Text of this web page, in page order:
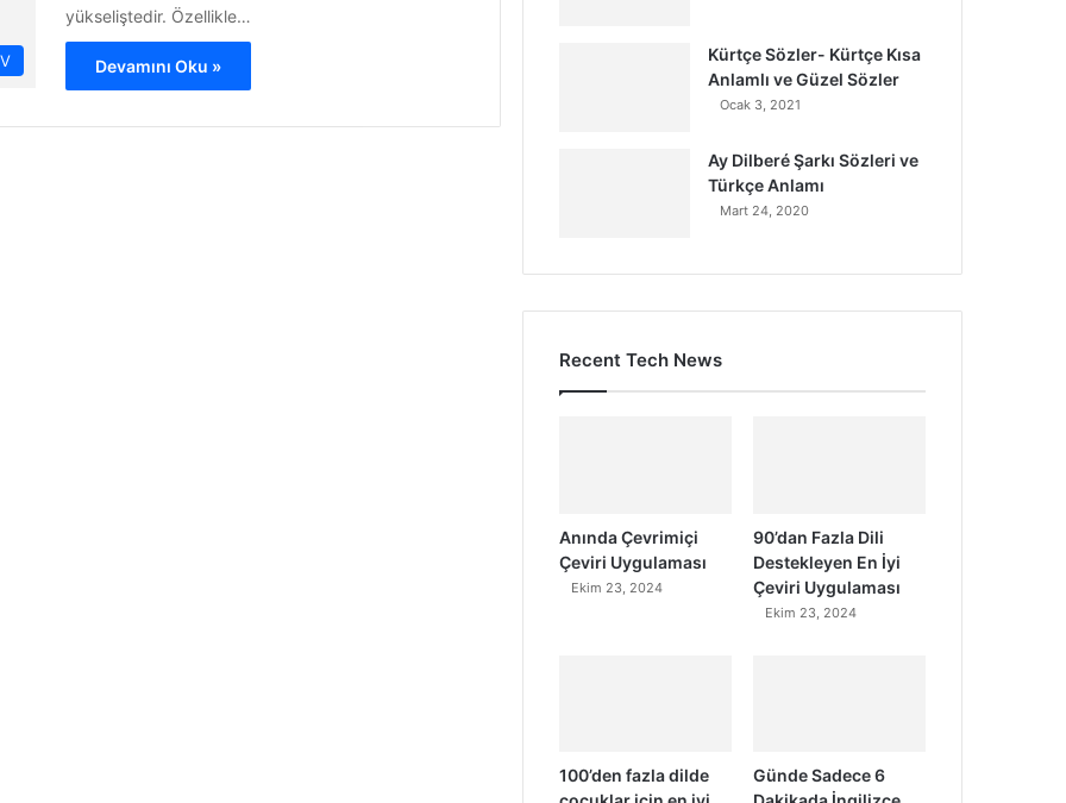
yükseliştedir. Özellikle…
Devamını Oku »
Kürtçe Sözler- Kürtçe Kısa
Anlamlı ve Güzel Sözler
Ocak 3, 2021
Ay Dilberé Şarkı Sözleri ve
Türkçe Anlamı
Mart 24, 2020
Recent Tech News
Anında Çevrimiçi
Çeviri Uygulaması
Ekim 23, 2024
90’dan Fazla Dili
Destekleyen En İyi
Çeviri Uygulaması
Ekim 23, 2024
100’den fazla dilde
Günde Sadece 6